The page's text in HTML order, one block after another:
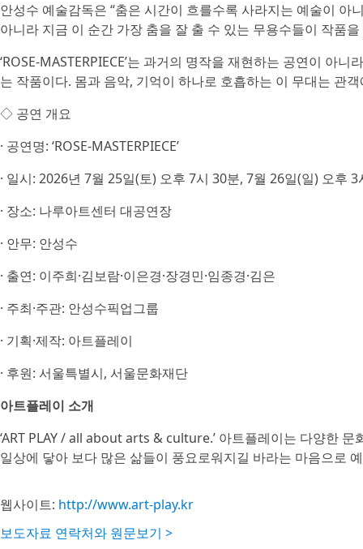
안성수 예술감독은 “춤은 시간이 흐를수록 사라지는 예술이 아
아니라 지금 이 순간 가장 춤을 잘 출 수 있는 무용수들이 작품
‘ROSE-MASTERPIECE’는 과거의 명작을 재현하는 공연이 아
는 작품이다. 몸과 음악, 기억이 하나로 호흡하는 이 무대는 관
◇ 공연 개요
· 공연명: ‘ROSE-MASTERPIECE’
· 일시: 2026년 7월 25일(토) 오후 7시 30분, 7월 26일(일) 오후 3
· 장소: 나루아트센터 대공연장
· 안무: 안성수
· 출연: 이주희·김보람·이은경·장경민·임종경·김은
· 주최·주관: 안성수픽업그룹
· 기획·제작: 아트플레이
· 후원: 서울특별시, 서울문화재단
아트플레이 소개
‘ART PLAY / all about arts & culture.’ 아트플레이는 다양한
일상에 닿아 보다 많은 삶들이 풍요로워지길 바라는 마음으로
웹사이트: http://www.art-play.kr
보도자료 연락처와 원문보기 >